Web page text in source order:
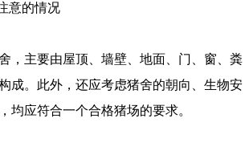
意的情况
主要由屋顶、墙壁、地面、门、窗、粪
成。此外，还应考虑猪舍的朝向、生物安
均应符合一个合格猪场的要求。